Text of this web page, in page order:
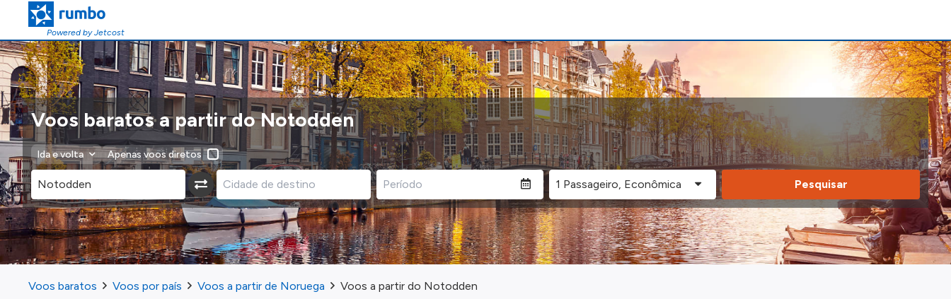
Powered by Jetcost
Voos baratos a partir do Notodden
Ida e volta Apenas voos diretos
Pesquisar
Voos baratos Voos por país Voos a partir de Noruega Voos a partir do Notodden